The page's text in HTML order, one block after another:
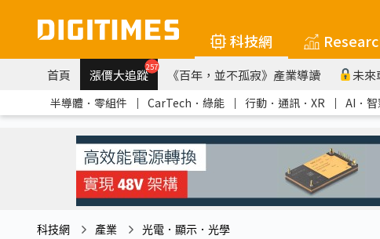
科技網
首頁 漲價大追蹤257 《百年，並不孤寂》產業導讀 未來
半導體．零組件 ｜ CarTech．綠能 ｜ 行動．通訊．XR ｜ AI．
科技網 產業 光電．顯示．光學